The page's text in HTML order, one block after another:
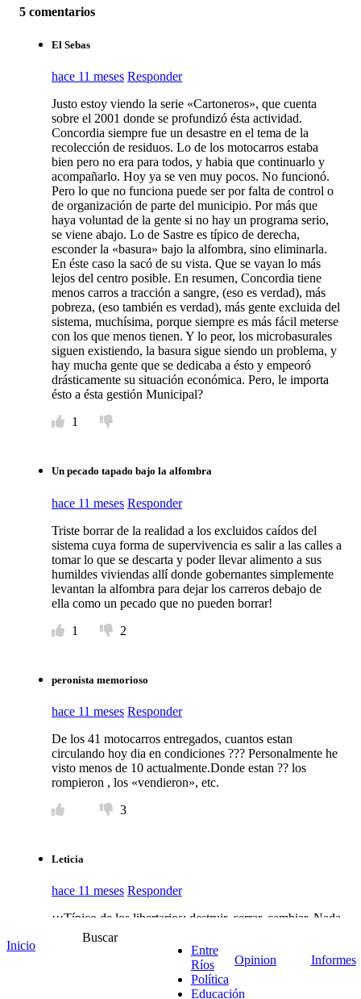
5 comentarios
El Sebas
hace 11 meses Responder
Justo estoy viendo la serie «Cartoneros», que cuenta
sobre el 2001 donde se profundizó ésta actividad.
Concordia siempre fue un desastre en el tema de la
recolección de residuos. Lo de los motocarros estaba
bien pero no era para todos, y habia que continuarlo y
acompañarlo. Hoy ya se ven muy pocos. No funcionó.
Pero lo que no funciona puede ser por falta de control o
de organización de parte del municipio. Por más que
haya voluntad de la gente si no hay un programa serio,
se viene abajo. Lo de Sastre es típico de derecha,
esconder la «basura» bajo la alfombra, sino eliminarla.
En éste caso la sacó de su vista. Que se vayan lo más
lejos del centro posible. En resumen, Concordia tiene
menos carros a tracción a sangre, (eso es verdad), más
pobreza, (eso también es verdad), más gente excluida del
sistema, muchísima, porque siempre es más fácil meterse
con los que menos tienen. Y lo peor, los microbasurales
siguen existiendo, la basura sigue siendo un problema, y
hay mucha gente que se dedicaba a ésto y empeoró
drásticamente su situación económica. Pero, le importa
ésto a ésta gestión Municipal?
1
Un pecado tapado bajo la alfombra
hace 11 meses Responder
Triste borrar de la realidad a los excluidos caídos del
sistema cuya forma de supervivencia es salir a las calles a
tomar lo que se descarta y poder llevar alimento a sus
humildes viviendas allí donde gobernantes simplemente
levantan la alfombra para dejar los carreros debajo de
ella como un pecado que no pueden borrar!
1
2
peronista memorioso
hace 11 meses Responder
De los 41 motocarros entregados, cuantos estan
circulando hoy dia en condiciones ??? Personalmente he
visto menos de 10 actualmente.Donde estan ?? los
rompieron , los «vendieron», etc.
3
Leticia
hace 11 meses Responder
¡¡¡Típico de los libertarios: destruir, cerrar, cambiar. Nada
de: construir, arreglar, mejorar.!!! ¡¡¡No se olviden a la
hora de votar. Piensen bien a quiénes les van a dar su
Inicio
Buscar
Entre
Ríos
Política
Educación
Opinion Informes